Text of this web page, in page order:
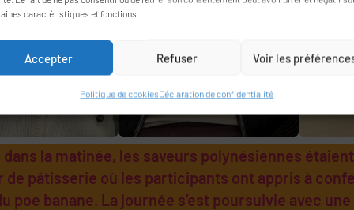
caractéristiques et fonctions.
Accepter Refuser Voir les
Politique de cookiesDéclaration de confidentialité
la matinée, les saveurs polynésiennes étaient
de pâtisserie où les participants ont appris à
poe banane. La journée s’est poursuivie avec